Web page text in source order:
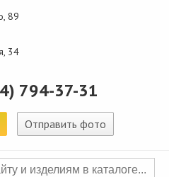
89
34
794-37-31
Отправить фото